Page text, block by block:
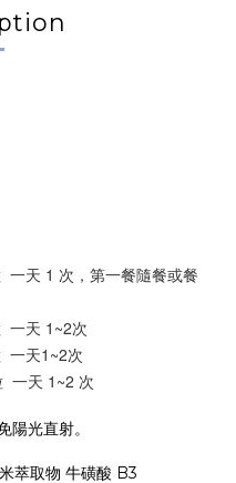
天 1 次，第一餐隨餐或餐
一天 1~2次
一天1~2次
一天 1~2 次
光直射。
萃取物 牛磺酸 B3